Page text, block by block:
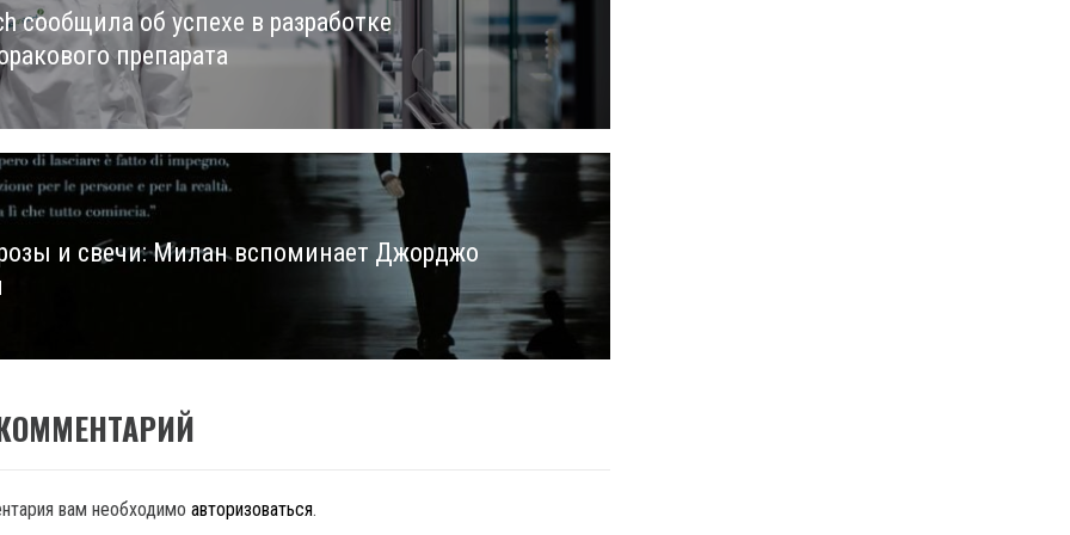
сообщила об успехе в разработке
препарата
и свечи: Милан вспоминает Джорджо
вам необходимо авторизоваться.